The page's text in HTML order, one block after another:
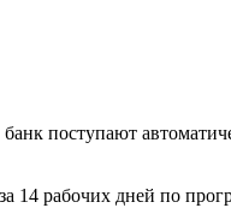
поступают
рабочих дней по